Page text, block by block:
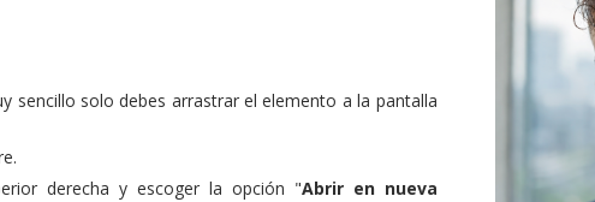
sencillo solo debes arrastrar el elemento a la pantalla
derecha y escoger la opción "Abrir en nueva